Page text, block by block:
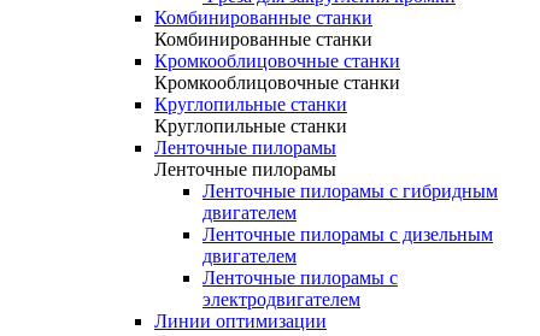
Комбинированные станки
Комбинированные станки
Кромкооблицовочные станки
Кромкооблицовочные станки
Круглопильные станки
Круглопильные станки
Ленточные пилорамы
Ленточные пилорамы
Ленточные пилорамы с гибридным
двигателем
Ленточные пилорамы с дизельным
двигателем
Ленточные пилорамы с
электродвигателем
Линии оптимизации